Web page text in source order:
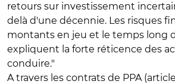
retours sur investissement
delà d'une décennie. Les risques
montants en jeu et le temps long
expliquent la forte réticence des
conduire."
A travers les contrats de PPA